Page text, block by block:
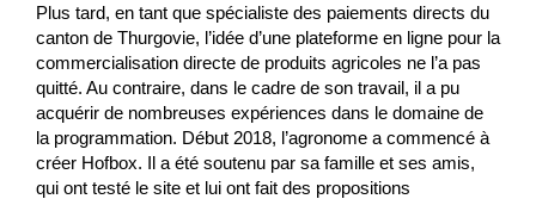
Plus tard, en tant que spécialiste des paiements directs du
canton de Thurgovie, l’idée d’une plateforme en ligne pour la
commercialisation directe de produits agricoles ne l’a pas
quitté. Au contraire, dans le cadre de son travail, il a pu
acquérir de nombreuses expériences dans le domaine de
la programmation. Début 2018, l’agronome a commencé à
créer Hofbox. Il a été soutenu par sa famille et ses amis,
qui ont testé le site et lui ont fait des propositions